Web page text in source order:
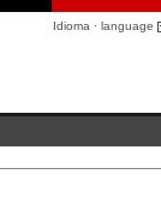
Idioma · language